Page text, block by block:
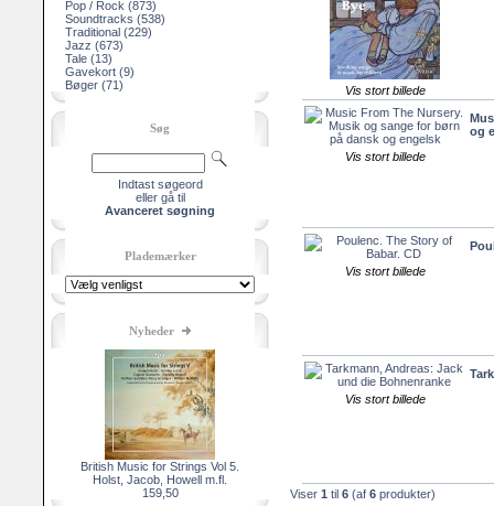
Pop / Rock (873)
Soundtracks (538)
Traditional (229)
Jazz (673)
Tale (13)
Gavekort (9)
Bøger (71)
Søg
Indtast søgeord
eller gå til
Avanceret søgning
Plademærker
Nyheder
British Music for Strings Vol 5.
Holst, Jacob, Howell m.fl.
159,50
Vis stort billede
Vis stort billede
og
Vis stort billede
Vis stort billede
Viser 1 til 6 (af 6 produkter)